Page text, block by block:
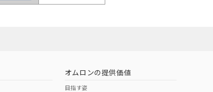
オムロンの提供価値
目指す姿